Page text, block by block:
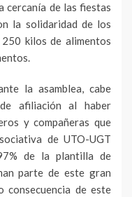
cercanía de las fiestas
la solidaridad de los
kilos de alimentos
la asamblea, cabe
afiliación al haber
y compañeras que
de UTO-UGT
de la plantilla de
parte de este gran
consecuencia de este